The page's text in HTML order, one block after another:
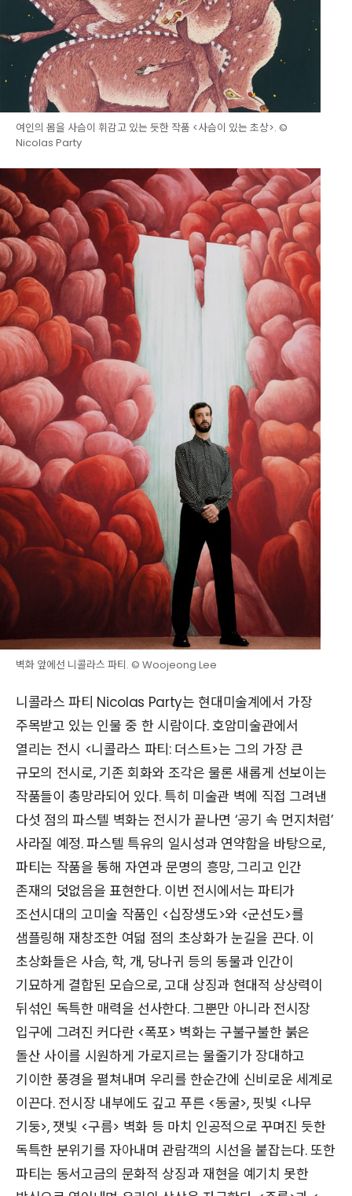
여인의 몸을 사슴이 휘감고 있는 듯한 작품 <사슴이 있는 초상>. ©
Nicolas Party
벽화 앞에선 니콜라스 파티. © Woojeong Lee
니콜라스 파티 Nicolas Party는 현대미술계에서 가장
주목받고 있는 인물 중 한 시람이다. 호암미술관에서
열리는 전시 <니콜라스 파티: 더스트>는 그의 가장 큰
규모의 전시로, 기존 회화와 조각은 물론 새롭게 선보이는
작품들이 총망라되어 있다. 특히 미술관 벽에 직접 그려낸
다섯 점의 파스텔 벽화는 전시가 끝나면 ‘공기 속 먼지처럼’
사라질 예정. 파스텔 특유의 일시성과 연약함을 바탕으로,
파티는 작품을 통해 자연과 문명의 흥망, 그리고 인간
존재의 덧없음을 표현한다. 이번 전시에서는 파티가
조선시대의 고미술 작품인 <십장생도>와 <군선도>를
샘플링해 재창조한 여덟 점의 초상화가 눈길을 끈다. 이
초상화들은 사슴, 학, 개, 당나귀 등의 동물과 인간이
기묘하게 결합된 모습으로, 고대 상징과 현대적 상상력이
뒤섞인 독특한 매력을 선사한다. 그뿐만 아니라 전시장
입구에 그려진 커다란 <폭포> 벽화는 구불구불한 붉은
돌산 사이를 시원하게 가로지르는 물줄기가 장대하고
기이한 풍경을 펼쳐내며 우리를 한순간에 신비로운 세계로
이끈다. 전시장 내부에도 깊고 푸른 <동굴>, 핏빛 <나무
기둥>, 잿빛 <구름> 벽화 등 마치 인공적으로 꾸며진 듯한
독특한 분위기를 자아내며 관람객의 시선을 붙잡는다. 또한
파티는 동서고금의 문화적 상징과 재현을 예기치 못한